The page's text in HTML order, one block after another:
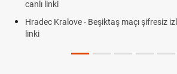
canlı linki
Hradec Kralove - Beşiktaş maçı şifresiz
linki